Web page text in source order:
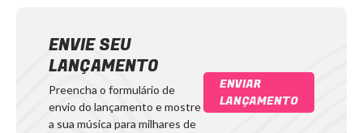
ENVIE SEU
LANÇAMENTO
Preencha o formulário de
envio do lançamento e mostre
a sua música para milhares de
ENVIAR
LANÇAMENTO